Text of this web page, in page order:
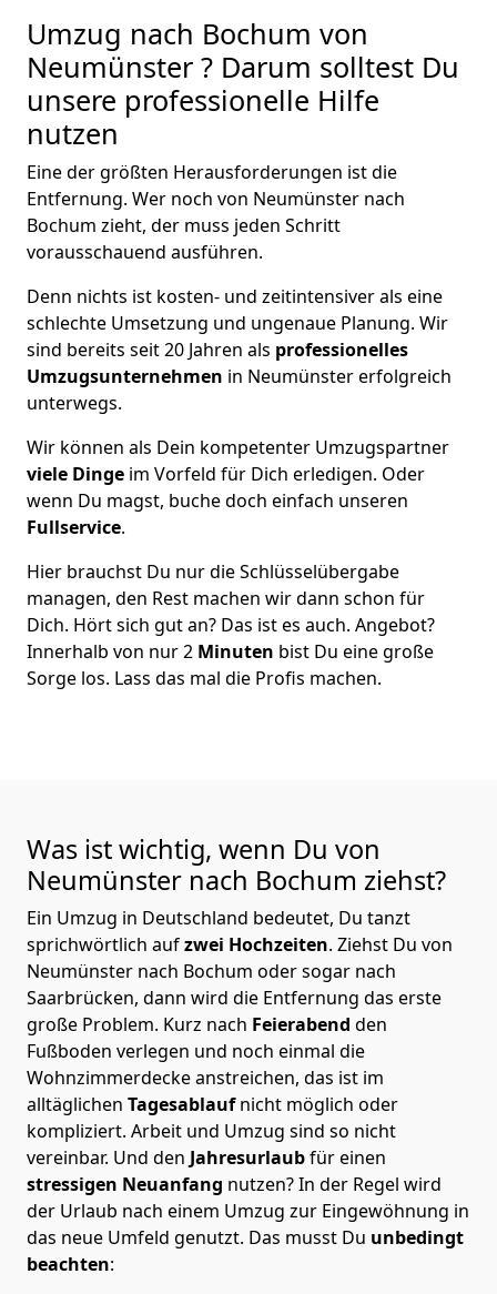
Umzug nach Bochum von
Neumünster ? Darum solltest Du
unsere professionelle Hilfe
nutzen
Eine der größten Herausforderungen ist die
Entfernung. Wer noch von Neumünster nach
Bochum zieht, der muss jeden Schritt
vorausschauend ausführen.
Denn nichts ist kosten- und zeitintensiver als eine
schlechte Umsetzung und ungenaue Planung. Wir
sind bereits seit 20 Jahren als professionelles
Umzugsunternehmen in Neumünster erfolgreich
unterwegs.
Wir können als Dein kompetenter Umzugspartner
viele Dinge im Vorfeld für Dich erledigen. Oder
wenn Du magst, buche doch einfach unseren
Fullservice.
Hier brauchst Du nur die Schlüsselübergabe
managen, den Rest machen wir dann schon für
Dich. Hört sich gut an? Das ist es auch. Angebot?
Innerhalb von nur 2 Minuten bist Du eine große
Sorge los. Lass das mal die Profis machen.
Was ist wichtig, wenn Du von
Neumünster nach Bochum ziehst?
Ein Umzug in Deutschland bedeutet, Du tanzt
sprichwörtlich aufzwei Hochzeiten. Ziehst Du von
Neumünster nach Bochum oder sogar nach
Saarbrücken, dann wird die Entfernung das erste
große Problem. Kurz nach Feierabend den
Fußboden verlegen und noch einmal die
Wohnzimmerdecke anstreichen, das ist im
alltäglichen Tagesablaufnicht möglich oder
kompliziert. Arbeit und Umzug sind so nicht
vereinbar. Und den Jahresurlaubfür einen
stressigen Neuanfang nutzen? In der Regel wird
der Urlaub nach einem Umzug zur Eingewöhnung in
das neue Umfeld genutzt. Das musst Du unbedingt
beachten: